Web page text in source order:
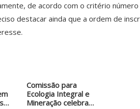
de acordo com o critério
destacar ainda que a ordem de
Comissão para
Ecologia Integral e
Mineração celebra…